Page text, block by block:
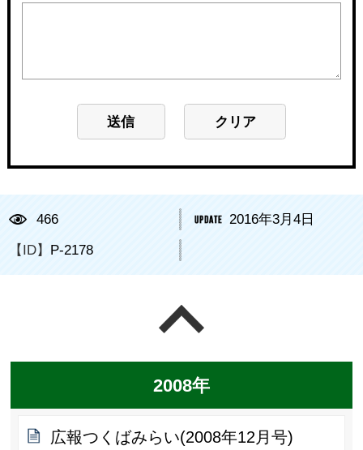
466 2016年3月4日
【ID】 P-2178
2008年
広報つくばみらい(2008年12月号)